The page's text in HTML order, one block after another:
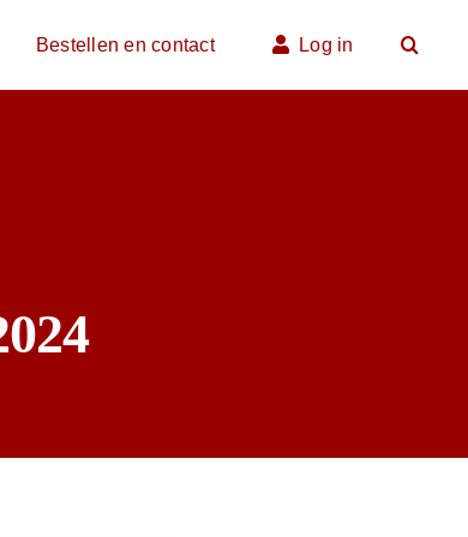
Bestellen en contact Log in